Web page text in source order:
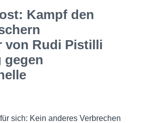
Kampf den
von Rudi Pistilli
gegen
sich: Kein anderes Verbrechen